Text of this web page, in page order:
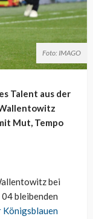
Foto: IMAGO
Talent aus der
Mut, Tempo
bei
bleibenden
Königsblauen